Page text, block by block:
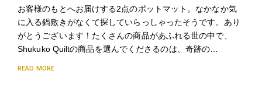
お客様のもとへお届けする2点のポットマット。なかなか気
に入る鍋敷きがなくて探していらっしゃったそうです。あり
がとうございます！たくさんの商品があふれる世の中で、
Shukuko Quiltの商品を選んでくださるのは、奇跡の…
READ MORE